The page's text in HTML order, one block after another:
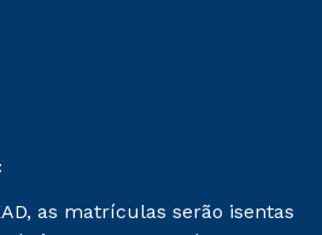
as matrículas serão isentas